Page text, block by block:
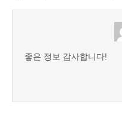
좋은 정보 감사합니다!